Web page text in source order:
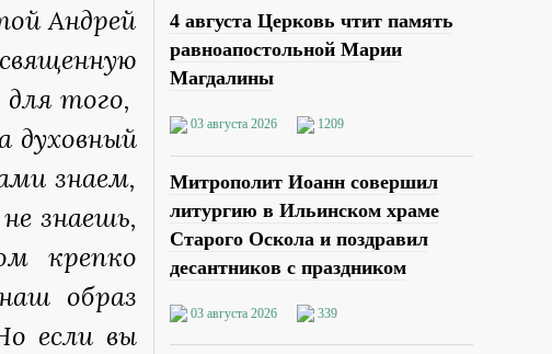
Андрей
того,
знаем,
знаешь,
крепко
образ
если вы
4 августа Церковь чтит память
равноапостольной Марии
Магдалины
03 августа 2026 1209
Митрополит Иоанн совершил
литургию в Ильинском храме
Старого Оскола и поздравил
десантников с праздником
03 августа 2026 339